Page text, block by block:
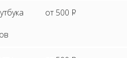
от 500 P